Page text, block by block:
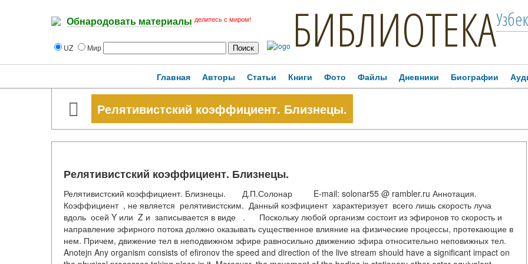
Обнародовать материалы делитесь с миром!
UZ Мир БИБЛИОТЕКА
Главная Авторы Статьи Книги Фото Файлы Дневники Биографии
Релятивистский коэффициент. Близнецы.
Релятивистский коэффициент. Близнецы.
Релятивистский коэффициент. Близнецы. Д.П.Солонар E-mail: solonar55 @ rambler.ru Аннотация.
Коэффициент , не является релятивистским. Данный коэфициент характеризует всего лишь скорость луча
вдоль осей Y или Z и записывается в виде . Поскольку любой организм состоит из эфиронов то скорость и
направление эфирного потока должно оказывать существенное влияние на физические процессы, протекающие в
нем. Причем, движение тел в неподвижном эфире равносильно движению эфира относительно неповижных тел.
Anotejn Any organism consists of efironov the speed and direction of the live stream should have a significant impact on